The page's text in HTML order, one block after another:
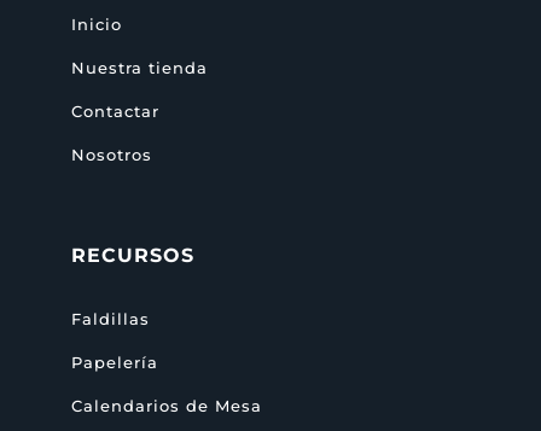
Inicio
Nuestra tienda
Contactar
Nosotros
RECURSOS
Faldillas
Papelería
Calendarios de Mesa